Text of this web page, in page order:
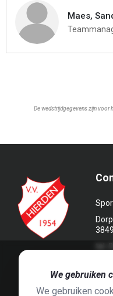
Maes,
De wedstrijdgegevens zijn voor
We gebruiken
We gebruiken